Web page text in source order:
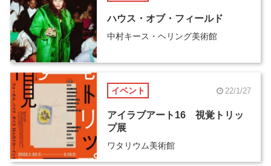
ハウス・オブ・フィールド
中村キース・ヘリング美術館
イベント 22/1/27
アイラブアート16 視覚トリッ
プ展
ワタリウム美術館